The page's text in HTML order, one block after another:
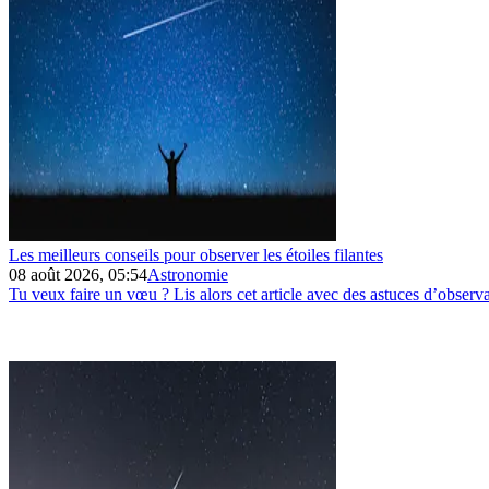
Les meilleurs conseils pour observer les étoiles filantes
08 août 2026, 05:54Astronomie
Tu veux faire un vœu ? Lis alors cet article avec des astuces